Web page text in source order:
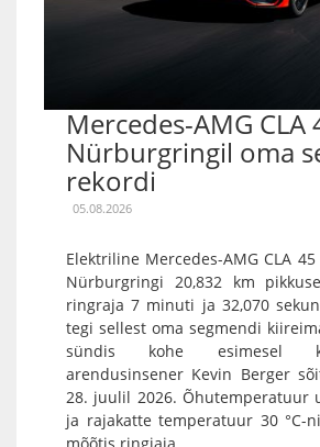
Mercedes-AMG CLA
Nürburgringil oma
rekordi
05.08.2026
Elektriline Mercedes-AMG CLA
Nürburgringi 20,832 km
ringraja 7 minuti ja 32,070
tegi sellest oma segmendi
sündis kohe esimesel
arendusinsener Kevin Berger
28. juulil 2026. Õhutemperatuur
ja rajakatte temperatuur 30 °C-
mõõtis ringiaja...